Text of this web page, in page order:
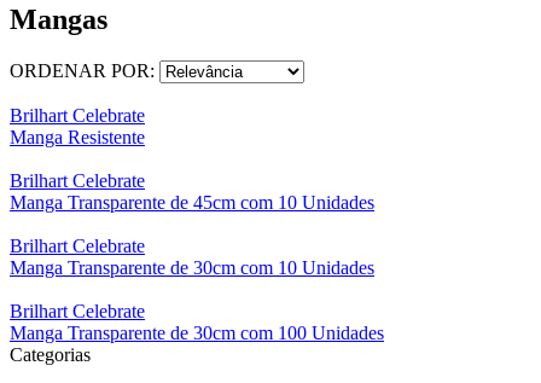
Mangas
ORDENAR POR:
Brilhart Celebrate
Manga Resistente
Brilhart Celebrate
Manga Transparente de 45cm com 10 Unidades
Brilhart Celebrate
Manga Transparente de 30cm com 10 Unidades
Brilhart Celebrate
Manga Transparente de 30cm com 100 Unidades
Categorias